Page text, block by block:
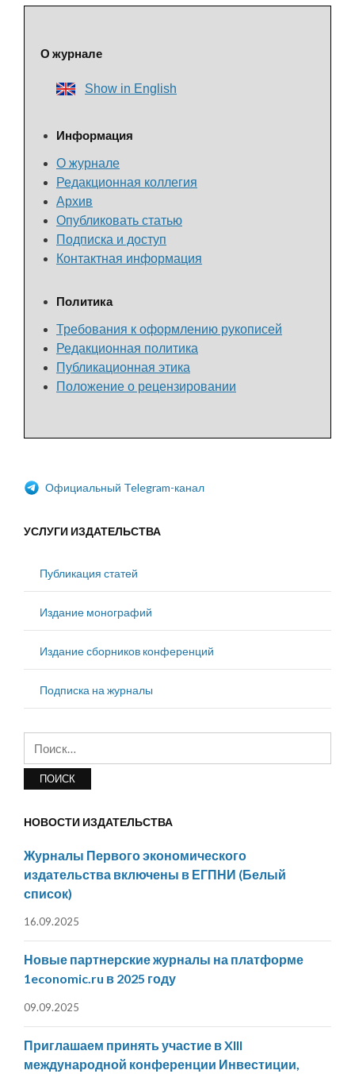
О журнале
Show in English
Информация
О журнале
Редакционная коллегия
Архив
Опубликовать статью
Подписка и доступ
Контактная информация
Политика
Требования к оформлению рукописей
Редакционная политика
Публикационная этика
Положение о рецензировании
Официальный Telegram-канал
УСЛУГИ ИЗДАТЕЛЬСТВА
Публикация статей
Издание монографий
Издание сборников конференций
Подписка на журналы
НОВОСТИ ИЗДАТЕЛЬСТВА
Журналы Первого экономического
издательства включены в ЕГПНИ (Белый
список)
16.09.2025
Новые партнерские журналы на платформе
1economic.ru в 2025 году
09.09.2025
Приглашаем принять участие в XIII
международной конференции Инвестиции,